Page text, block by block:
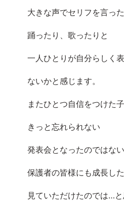
大きな声でセリフを言った
踊ったり、歌ったりと
一人ひとりが自分らしく
ないかと感じます。
またひとつ自信をつけた子
きっと忘れられない
発表会となったのではな
保護者の皆様にも成長し
見ていただけたのでは…